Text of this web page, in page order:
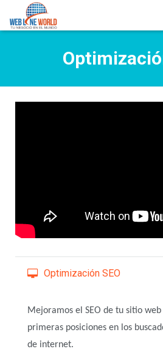
Portafolio
Español
Optimización SEO
Mejoramos el SEO de tu sitio
primeras posiciones en los
de internet.